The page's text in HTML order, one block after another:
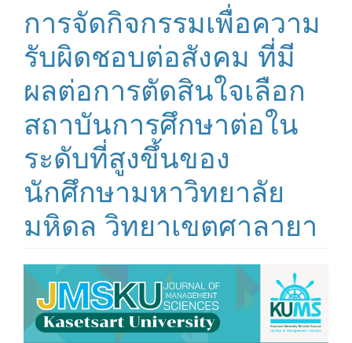
การจัดกิจกรรมเพื่อความ
รับผิดชอบต่อสังคม ที่มี
ผลต่อการตัดสินใจเลือก
สถาบันการศึกษาต่อใน
ระดับที่สูงขึ้นของ
นักศึกษามหาวิทยาลัย
มหิดล วิทยาเขตศาลายา